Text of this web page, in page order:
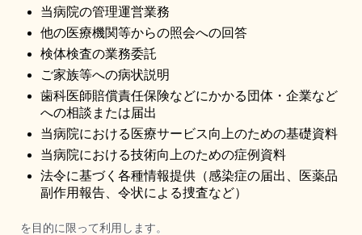
当病院の管理運営業務
他の医療機関等からの照会への回答
検体検査の業務委託
ご家族等への病状説明
歯科医師賠償責任保険などにかかる団体・企業など
への相談または届出
当病院における医療サービス向上のための基礎資料
当病院における技術向上のための症例資料
法令に基づく各種情報提供（感染症の届出、医薬品
副作用報告、令状による捜査など）
を目的に限って利用します。